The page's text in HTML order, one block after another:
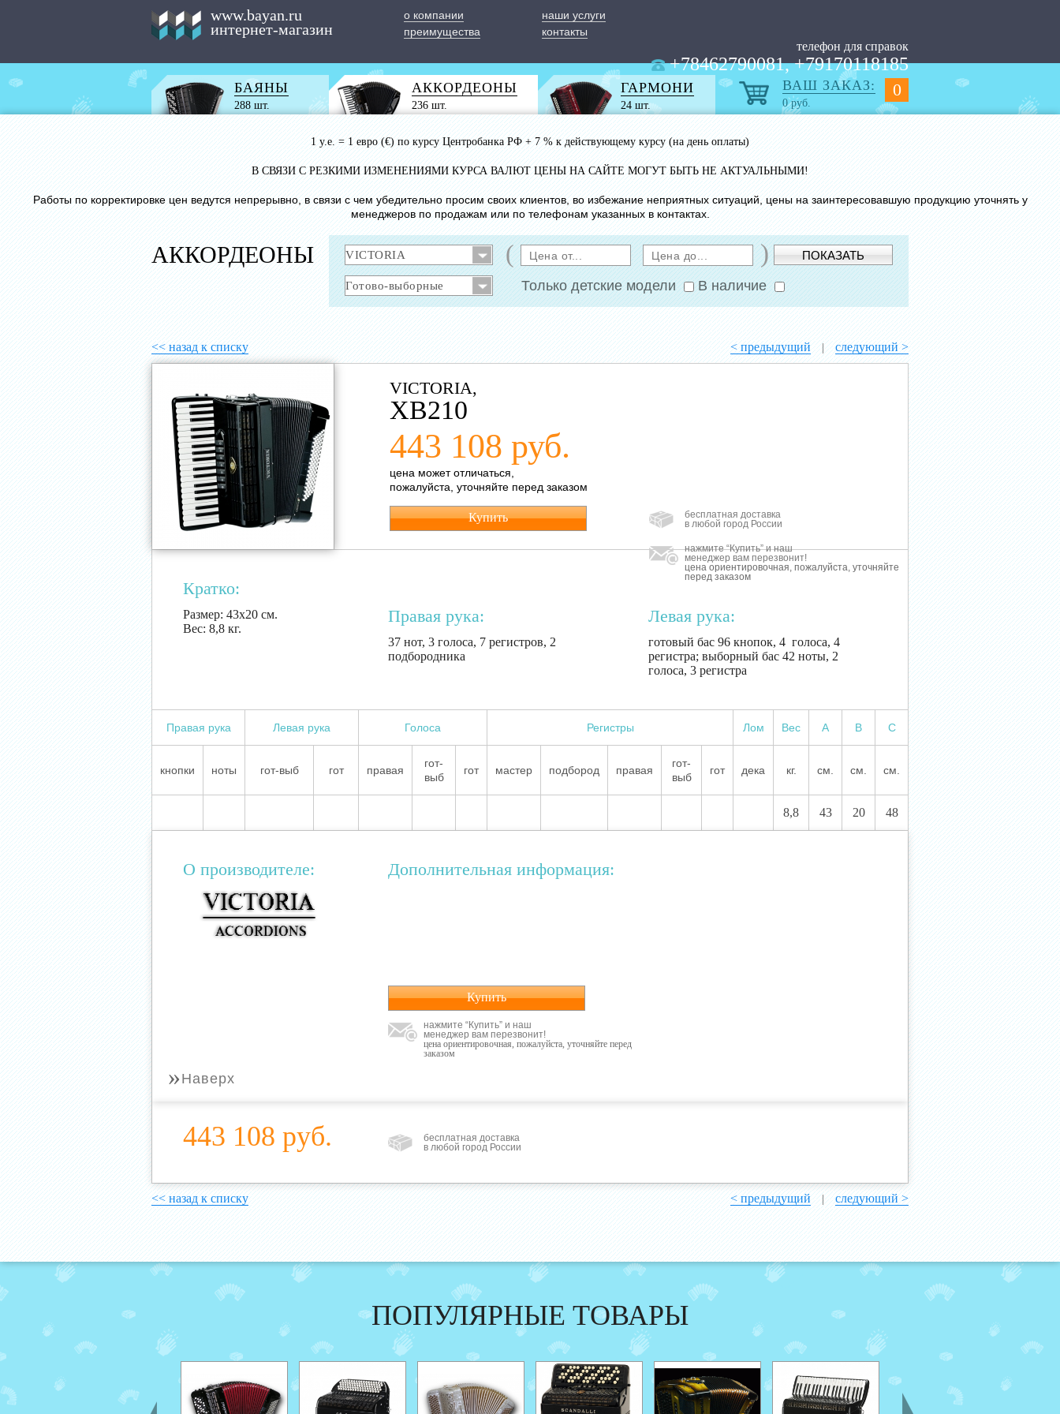
www.bayan.ru
интернет-магазин
о компании
наши услуги
преимущества
контакты
телефон для справок
+78462790081, +79170118185
БАЯНЫ
288 шт.
АККОРДЕОНЫ
236 шт.
ГАРМОНИ
24 шт.
0
ВАШ ЗАКАЗ:
0руб.
1 у.е. = 1 евро (€) по курсу Центробанка РФ + 7 % к действующему курсу (на день оплаты)
В СВЯЗИ С РЕЗКИМИ ИЗМЕНЕНИЯМИ КУРСА ВАЛЮТ ЦЕНЫ НА САЙТЕ МОГУТ БЫТЬ НЕ АКТУАЛЬНЫМИ!
Работы по корректировке цен ведутся непрерывно, в связи с чем убедительно просим своих клиентов, во избежание неприятных ситуаций, цены на заинтересовавшую продукцию уточнять у
менеджеров по продажам или по телефонам указанных в контактах.
АККОРДЕОНЫ ( ) ПОКАЗАТЬ
Только детские модели В наличие
<< назад к списку < предыдущий | следующий >
VICTORIA,
XB210
443 108 руб.
цена может отличаться,
пожалуйста, уточняйте перед заказом
Купить
бесплатная доставка
в любой город России
нажмите “Купить” и наш
менеджер вам перезвонит!
цена ориентировочная, пожалуйста, уточняйте
перед заказом
Кратко:
Размер: 43х20 см.
Вес: 8,8 кг.
Правая рука:
37 нот, 3 голоса, 7 регистров, 2
подбородника
Левая рука:
готовый бас 96 кнопок, 4 голоса, 4
регистра; выборный бас 42 ноты, 2
голоса, 3 регистра
Правая рука Левая рука Голоса Регистры Лом Вес А В С
кнопки ноты гот-выб гот правая
гот-
выб
гот мастер подбород правая
гот-
выб
гот дека кг. см. см. см.
8,8 43 20 48
О производителе: Дополнительная информация:
Купить
нажмите “Купить” и наш
менеджер вам перезвонит!
цена ориентировочная, пожалуйста, уточняйте перед
заказом
» Наверх
443 108 руб.
бесплатная доставка
в любой город России
<< назад к списку < предыдущий | следующий >
ПОПУЛЯРНЫЕ ТОВАРЫ